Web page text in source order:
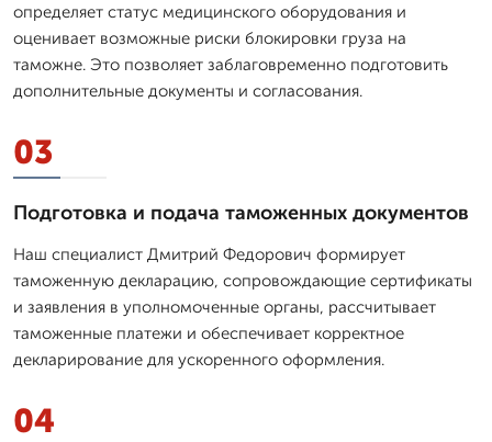
определяет статус медицинского оборудования и
оценивает возможные риски блокировки груза на
таможне. Это позволяет заблаговременно подготовить
дополнительные документы и согласования.
03
Подготовка и подача таможенных документов
Наш специалист Дмитpий Федорович формирует
таможенную декларацию, сопровождающие сертификаты
и заявления в уполномоченные органы, рассчитывает
таможенные платежи и обеспечивает корректное
декларирование для ускоренного оформления.
04